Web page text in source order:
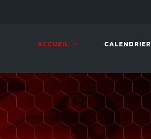
ACCUEIL CALENDRIER